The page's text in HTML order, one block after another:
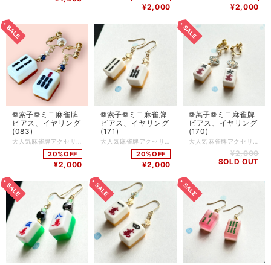
¥2,000 ¥2,000
❁ 索子❁ ミニ 麻雀牌
ピアス、イヤリング
(083)
20%OFF
¥2,000
❁ 索子❁ ミニ 麻雀牌
ピアス、イヤリング
(171)
20%OFF
¥2,000
❁ 萬子❁ ミニ 麻雀牌
ピアス、イヤリング
(170)
¥2,000
SOLD OUT